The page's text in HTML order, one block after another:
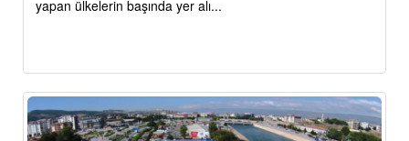
yapan ülkelerin başında yer alı...